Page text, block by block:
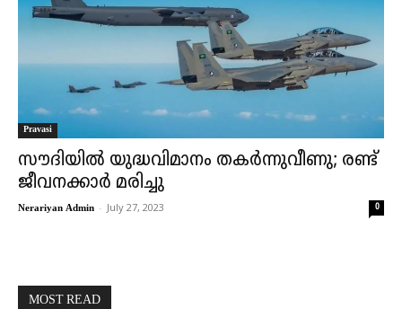
Pravasi
സൗദിയിൽ യുദ്ധവിമാനം തകര്‍ന്നുവീണു; രണ്ട്
ജീവനക്കാര്‍ മരിച്ചു
Nerariyan Admin - July 27, 2023 0
MOST READ